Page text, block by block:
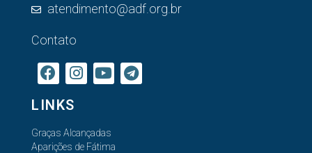
atendimento@adf.org.br
Contato
LINKS
Graças Alcançadas
Aparições de Fátima